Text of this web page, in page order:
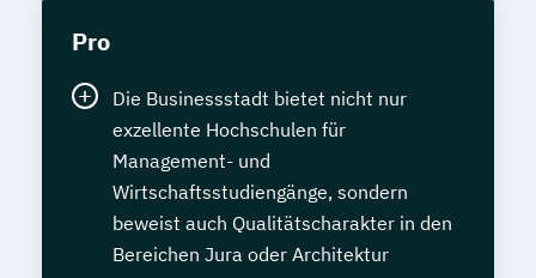
Pro
Die Businessstadt bietet nicht nur
exzellente Hochschulen für
Management- und
Wirtschaftsstudiengänge, sondern
beweist auch Qualitätscharakter in den
Bereichen Jura oder Architektur